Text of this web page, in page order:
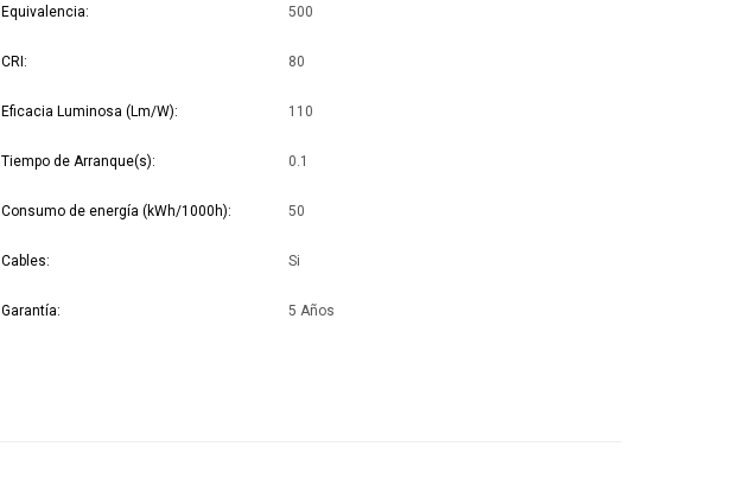
Equivalencia 500
CRI 80
Eficacia Luminosa (Lm/W) 110
Tiempo de Arranque(s) 0.1
Consumo de energía (kWh/1000h) 50
Cables Si
Garantía 5 Años